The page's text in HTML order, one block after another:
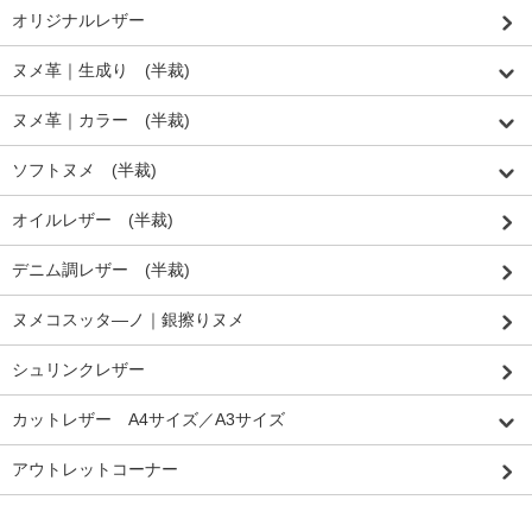
オリジナルレザー
ヌメ革｜生成り (半裁)
ヌメ革｜カラー (半裁)
ソフトヌメ (半裁)
オイルレザー (半裁)
デニム調レザー (半裁)
ヌメコスッタ―ノ｜銀擦りヌメ
シュリンクレザー
カットレザー A4サイズ／A3サイズ
アウトレットコーナー